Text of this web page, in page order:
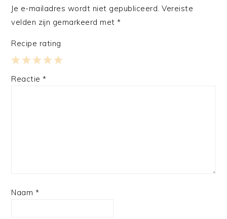
Je e-mailadres wordt niet gepubliceerd. Vereiste
velden zijn gemarkeerd met*
Recipe rating
4
3
2
1
Reactie*
Naam *